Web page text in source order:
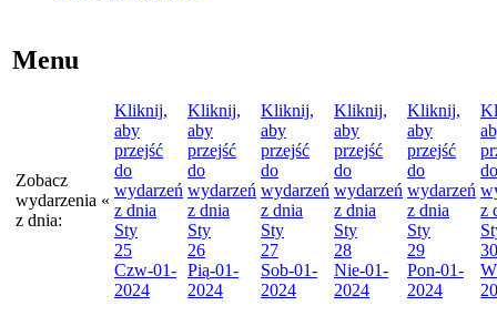
Menu
Zobacz
wydarzenia
z dnia:
«
Kliknij,
aby
przejść
do
wydarzeń
z dnia
Sty
25
Czw-01-
2024
Kliknij,
aby
przejść
do
wydarzeń
z dnia
Sty
26
Pią-01-
2024
Kliknij,
aby
przejść
do
wydarzeń
z dnia
Sty
27
Sob-01-
2024
Kliknij,
aby
przejść
do
wydarzeń
z dnia
Sty
28
Nie-01-
2024
Kliknij,
aby
przejść
do
wydarzeń
z dnia
Sty
29
Pon-01-
2024
do
z
30